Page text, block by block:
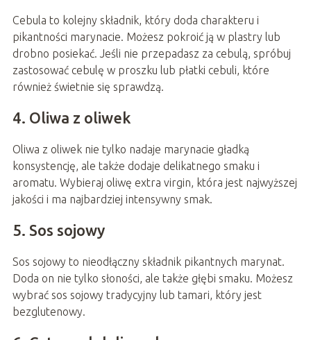
Cebula to kolejny składnik, który doda charakteru i
pikantności marynacie. Możesz pokroić ją w plastry lub
drobno posiekać. Jeśli nie przepadasz za cebulą, spróbuj
zastosować cebulę w proszku lub płatki cebuli, które
również świetnie się sprawdzą.
4. Oliwa z oliwek
Oliwa z oliwek nie tylko nadaje marynacie gładką
konsystencję, ale także dodaje delikatnego smaku i
aromatu. Wybieraj oliwę extra virgin, która jest najwyższej
jakości i ma najbardziej intensywny smak.
5. Sos sojowy
Sos sojowy to nieodłączny składnik pikantnych marynat.
Doda on nie tylko słoności, ale także głębi smaku. Możesz
wybrać sos sojowy tradycyjny lub tamari, który jest
bezglutenowy.